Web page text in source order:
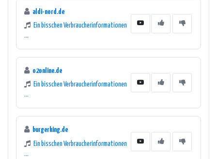
aldi-nord.de
Ein bisschen Verbraucherinformationen
...
o2online.de
Ein bisschen Verbraucherinformationen
...
burgerking.de
Ein bisschen Verbraucherinformationen
...